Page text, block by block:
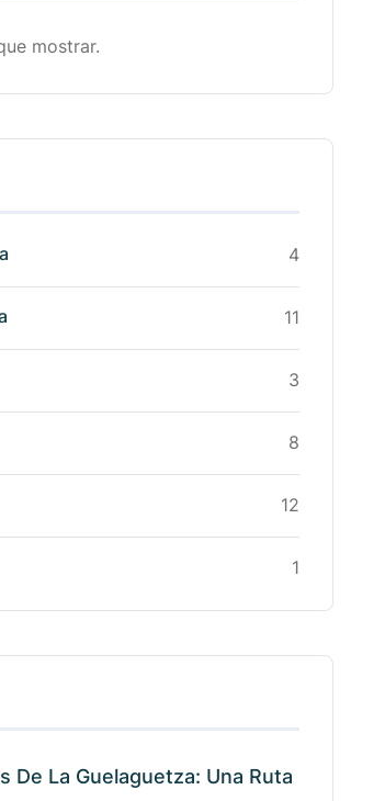
mostrar.
4
11
3
8
12
1
De La Guelaguetza: Una Ruta